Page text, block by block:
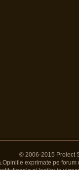
© 2006-2015 Proiect
exprimate pe